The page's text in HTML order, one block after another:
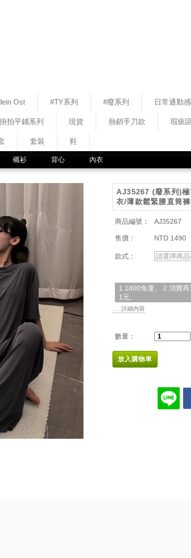
Ost #TY系列 #廢系列 日常通勤
拍平鋪系列 現貨 熱銷手刀款 瑕疵
套裝 鞋
襯衫 背心 內衣
AJ35267 (廢系列)
衣/薄款鬆緊腰直筒
商品編號： AJ35267
售價： NTD 1490
款式： 請選擇商
1.1800免運。 2.消費
1元。
. . . 詳細內容
數量：
放入購物車